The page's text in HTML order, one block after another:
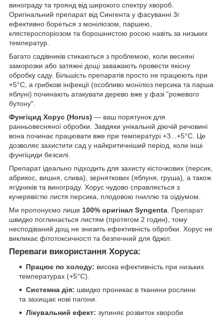
винограду та троянд від широкого спектру хвороб.
Оригінальний препарат від Сингента у фасуванні 3г
ефективно бореться з моніліозом, паршею,
клястероспоріозом та борошнистою росою навіть за низьких
температур.
Багато садівників стикаються з проблемою, коли весняні
заморозки або затяжні дощі заважають провести якісну
обробку саду. Більшість препаратів просто не працюють при
+5°C, а грибкові інфекції (особливо моніліоз персика та парша
яблуні) починають атакувати дерево вже у фазі "рожевого
бутону".
Фунгіцид Хорус (Horus) — ваш порятунок для
ранньовесняної обробки. Завдяки унікальній діючій речовині
вона починає працювати вже при температурі +3...+5°C. Це
дозволяє захистити сад у найкритичніший період, коли інші
фунгіциди безсилі.
Препарат ідеально підходить для захисту кісточкових (персик,
абрикос, вишня, слива), зерняткових (яблуня, груша), а також
ягідників та винограду. Хорус чудово справляється з
кучерявістю листя персика, плодовою гниллю та оідіумом.
Ми пропонуємо лише 100% оригінал Syngenta . Препарат
швидко поглинається листям (протягом 2 годин), тому
несподіваний дощ не знизить ефективність обробки. Хорус не
викликає фітотоксичності та безпечний для бджіл.
Переваги використання Хоруса:
Працює по холоду: висока ефективність при низьких
температурах (+5°C).
Системна дія: швидко проникає в тканини рослини
та захищає нові пагони.
Лікувальний ефект: зупиняє розвиток хвороби